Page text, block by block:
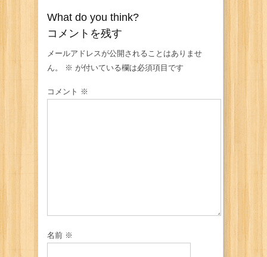
What do you think?
コメントを残す
メールアドレスが公開されることはありませ
ん。
※ が付いている欄は必須項目です
コメント ※
名前 ※